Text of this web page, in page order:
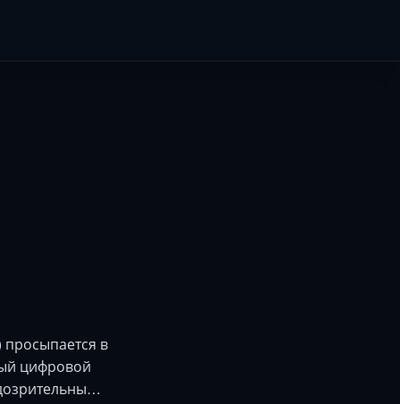
в
цифровой